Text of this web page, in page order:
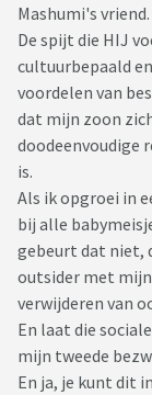
Mashumi's vriend.
De spijt die HIJ
cultuurbepaald
voordelen van
dat mijn zoon
doodeenvoudige
is.
Als ik opgroei in
bij alle
gebeurt dat niet,
outsider met
verwijderen van
En laat die
mijn tweede
En ja, je kunt dit